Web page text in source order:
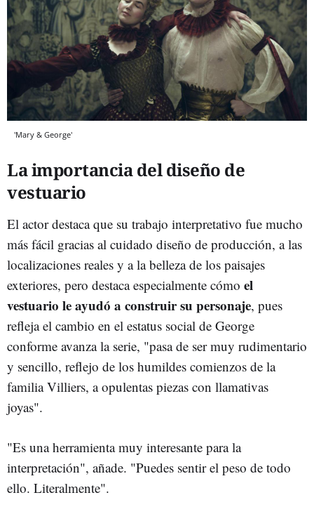
'Mary & George'
La importancia del diseño de
vestuario
El actor destaca que su trabajo interpretativo fue mucho
más fácil gracias al cuidado diseño de producción, a las
localizaciones reales y a la belleza de los paisajes
exteriores, pero destaca especialmente cómo el
vestuario le ayudó a construir su personaje, pues
refleja el cambio en el estatus social de George
conforme avanza la serie, "pasa de ser muy rudimentario
y sencillo, reflejo de los humildes comienzos de la
familia Villiers, a opulentas piezas con llamativas
joyas".
"Es una herramienta muy interesante para la
interpretación", añade. "Puedes sentir el peso de todo
ello. Literalmente".